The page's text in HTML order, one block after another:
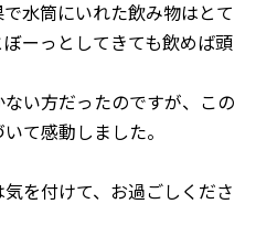
水筒にいれた飲み物はとて
ーっとしてきても飲めば頭
い方だったのですが、この
て感動しました。
を付けて、お過ごしくださ